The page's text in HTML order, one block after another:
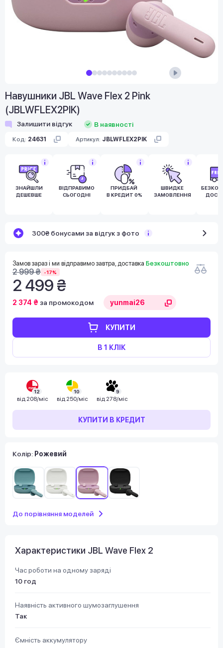
Навушники JBL Wave Flex 2 Pink
(JBLWFLEX2PIK)
Залишити відгук В наявності
Код: 24631 Артикул: JBLWFLEX2PIK
ЗНАЙШЛИ
ДЕШЕВШЕ
ВІДПРАВИМО
СЬОГОДНІ
ПРИДБАЙ
В КРЕДИТ 0%
ШВИДКЕ
ЗАМОВЛЕННЯ
300₴ бонусами за відгук з фото
Замов зараз і ми відправимо завтра, доставка Безкоштовно
2 999 ₴ -17%
2 499 ₴
КУПИТИ
В 1 КЛІК
2 374 ₴ за промокодом
12
від 208/міс
10
від 250/міс
9
від 278/міс
КУПИТИ В КРЕДИТ
Колір: Рожевий
До порівняння моделей
Характеристики JBL Wave Flex 2
Час роботи на одному заряді
10 год
Наявність активного шумозаглушення
Так
Ємність аккумулятору